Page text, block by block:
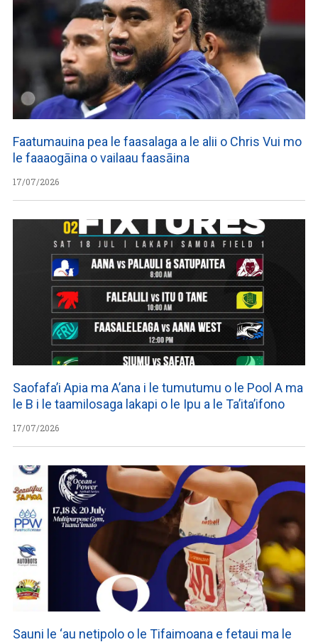
Faatumauina pea le faasalaga a le alii o Chris Vui mo
le faaaogāina o vailaau faasāina
17/07/2026
Saofafa’i Apia ma A’ana i le tumutumu o le Pool A ma
le B i le taamilosaga lakapi o le Ipu a le Ta’ita’ifono
17/07/2026
Sauni le ‘au netipolo o le Tifaimoana e fetaui ma le